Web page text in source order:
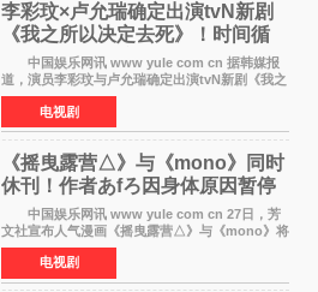
李彩玟×卢允瑞确定出演tvN新剧
《我之所以决定去死》！时间循
环青春爱情来袭
中国娱乐网讯 www yule com cn 据韩媒报
道，演员李彩玟与卢允瑞确定出演tvN新剧《我之
所以决定去死》，分别担任男女主角。该剧预计
将于明年播出，引发观众期待。 本剧改编自
NAVER同名人气
电视剧
《摇曳露营△》与《mono》同时
休刊！作者あfろ因身体原因暂停
双连载
中国娱乐网讯 www yule com cn 27日，芳
文社宣布人气漫画《摇曳露营△》与《mono》将
暂停连载一段时间，原因是漫画家あfろ身体状况
不佳。 编辑部表示：一直承蒙各位对
《mono》的喜爱，
电视剧